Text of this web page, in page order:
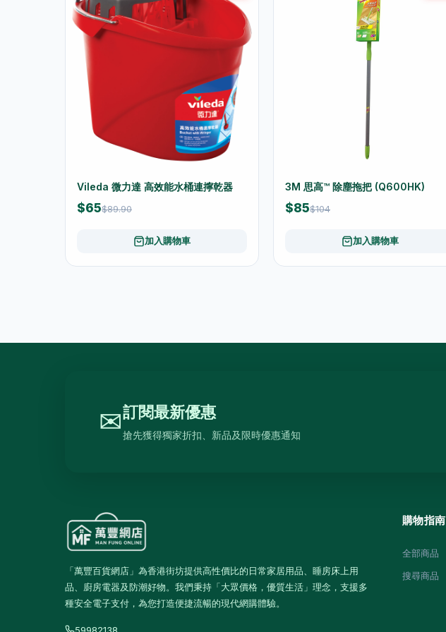
Vileda 微力達 高效能水桶連擰乾器
$65$89.90
加入購物車
3M 思高™ 除塵拖把 (Q600HK)
$85$104
加入購物車
✉訂閱最新優惠
搶先獲得獨家折扣、新品及限時優惠通知
「萬豐百貨網店」為香港街坊提供高性價比的日常家居用品、睡房床上用
品、廚房電器及防潮好物。我們秉持「大眾價格，優質生活」理念，支援多
種安全電子支付，為您打造便捷流暢的現代網購體驗。
59982138
購物指南
全部商品
搜尋商品